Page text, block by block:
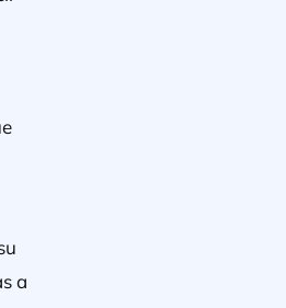
a